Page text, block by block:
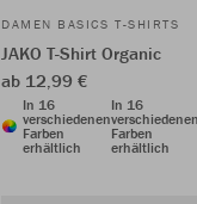
DAMEN BASICS T-SHIRTS
JAKO T-Shirt Organic
ab 12,99 €
In 16
verschiedenen
Farben
erhältlich
In 16
Farben
erhältlich